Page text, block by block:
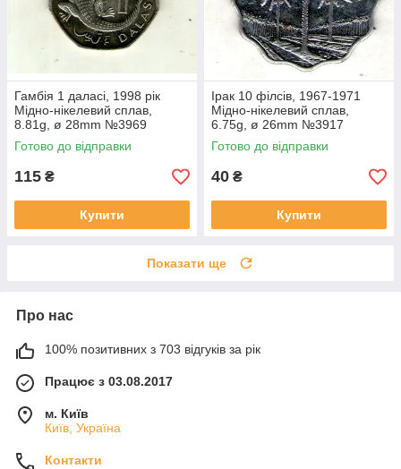
Гамбія 1 даласі, 1998 рік
Мідно-нікелевий сплав,
8.81g, ø 28mm №3969
Готово до відправки
115 ₴
Купити
Ірак 10 філсів, 1967-1971
Мідно-нікелевий сплав,
6.75g, ø 26mm №3917
Готово до відправки
40 ₴
Купити
Показати ще
Про нас
100% позитивних з 703 відгуків за рік
Працює з 03.08.2017
м. Київ
Київ, Україна
Контакти